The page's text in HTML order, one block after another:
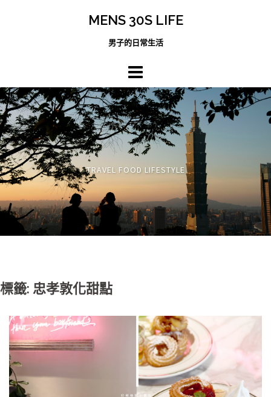
MENS 30S LIFE
男子的日常生活
TRAVEL FOOD LIFESTYLE
標籤: 忠孝敦化甜點